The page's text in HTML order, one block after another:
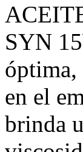
SYN
óptima,
en el
brinda